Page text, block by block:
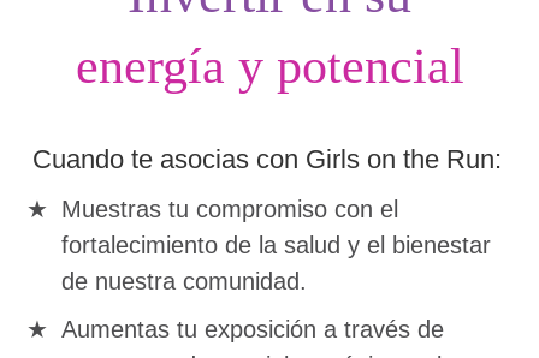
energía y potencial
Cuando te asocias con Girls on the Run:
Muestras tu compromiso con el
fortalecimiento de la salud y el bienestar
de nuestra comunidad.
Aumentas tu exposición a través de